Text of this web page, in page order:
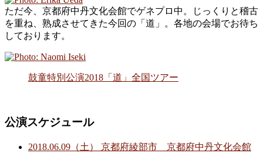
ただ今、京都府中丹文化会館でゲネプロ中。じっくりと稽古
を重ね、熟成させてきた今回の「道」。各地の会場でお待ち
しております。
鼓童特別公演2018「道」全国ツアー
公演スケジュール
2018.06.09（土） 京都府綾部市 京都府中丹文化会館